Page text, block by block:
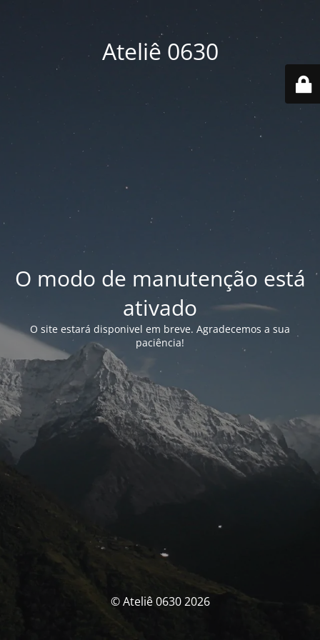
Ateliê 0630
O modo de manutenção está
ativado
O site estará disponivel em breve. Agradecemos a sua
paciência!
© Ateliê 0630 2026